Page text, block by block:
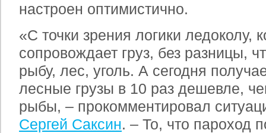
настроен оптимистично.
«С точки зрения логики ледоколу,
сопровождает груз, без разницы,
рыбу, лес, уголь. А сегодня
лесные грузы в 10 раз дешевле,
рыбы, – прокомментировал
Сергей Саксин. – То, что пароход